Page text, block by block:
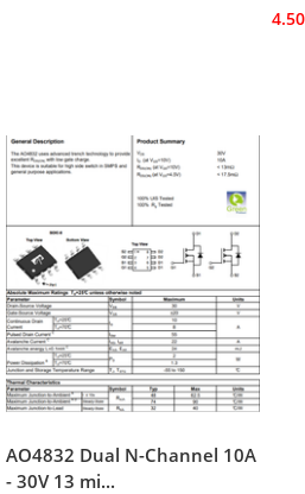
AO4832 Dual N-Channel 10A
- 30V 13 mi...